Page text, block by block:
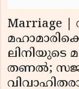
Marriage |
ലിനിയുടെ
തണല്‍;